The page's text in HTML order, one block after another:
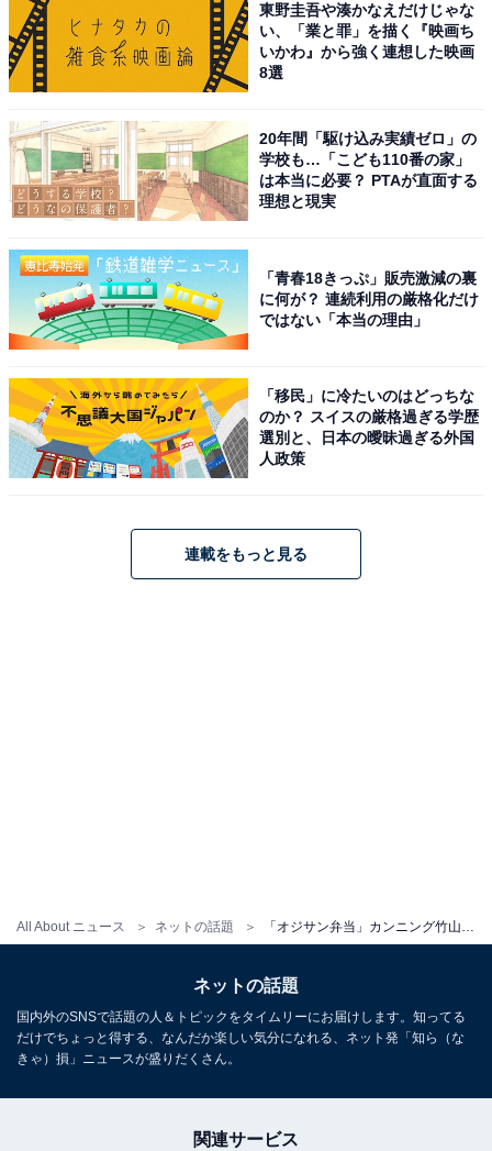
All About ニュース ネットの話題
東野圭吾や湊かなえだけじゃな
い、「業と罪」を描く『映画ち
いかわ』から強く連想した映画
8選
20年間「駆け込み実績ゼロ」の
学校も…「こども110番の家」
は本当に必要？ PTAが直面する
理想と現実
「青春18きっぷ」販売激減の裏
に何が？ 連続利用の厳格化だけ
ではない「本当の理由」
「移民」に冷たいのはどっちな
のか？ スイスの厳格過ぎる学歴
選別と、日本の曖昧過ぎる外国
人政策
連載をもっと見る
ネットの話題
国内外のSNSで話題の人＆トピックをタイムリーにお届けします。知ってる
だけでちょっと得する、なんだか楽しい気分になれる、ネット発「知ら（な
きゃ）損」ニュースが盛りだくさん。
関連サービス